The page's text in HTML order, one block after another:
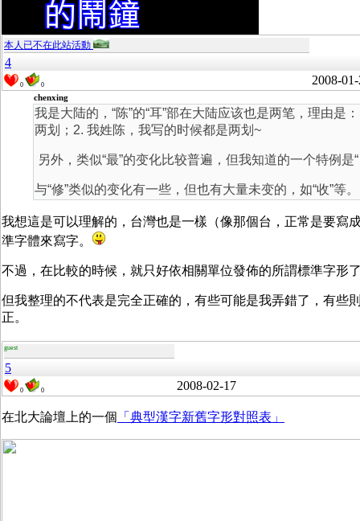
本人已不在此站活動
4
0 0 2008-
chenxing
我是大陆的，“陈”的“耳”部在大陆应该也是两笔，理由是
两划；2. 我姓陈，我写的时候都是两划~
另外，类似“最”的变化比较普遍，但我知道的一个特例是“
与“修”类似的变化有一些，但也有大量未变的，如“收”等。
我想這是可以理解的，台灣也是一樣（像那個台，正常是要寫
準字體來寫字。
不過，在比較的時候，就只好依相關單位發佈的所謂標準字形
但我整理的不代表是完全正確的，有些可能是我弄錯了，有些
正。
guest
5
0 0 2008-02-17
在北大論壇上的一個 「典型漢字新舊字形對照表」